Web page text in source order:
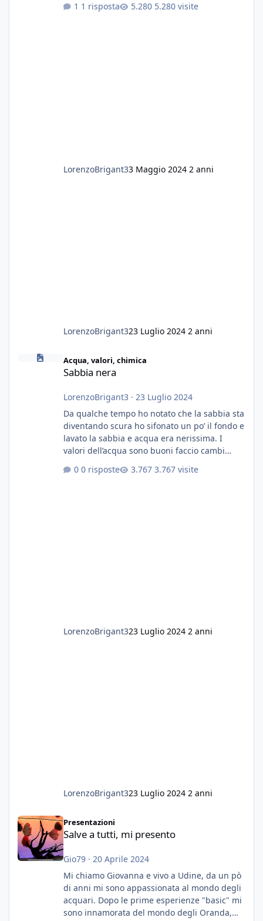
sostanza
1 risposta 5.280 visite
LorenzoBrigant33 Maggio 2024 2 anni
LorenzoBrigant323 Luglio 2024 2 anni
Sabbia nera
Acqua, valori, chimica
Sabbia nera
LorenzoBrigant3 · 23 Luglio 2024
Da qualche tempo ho notato che la sabbia sta
diventando scura ho sifonato un po’ il fondo e
lavato la sabbia e acqua era nerissima. I
valori dell’acqua sono buoni faccio cambi
fertilizzato.le foglie delle piante sono
0 risposte 3.767 visite
LorenzoBrigant323 Luglio 2024 2 anni
LorenzoBrigant323 Luglio 2024 2 anni
Presentazioni
Salve a tutti, mi presento
Gio79· 20 Aprile 2024
Mi chiamo Giovanna e vivo a Udine, da un pò
di anni mi sono appassionata al mondo degli
acquari. Dopo le prime esperienze "basic" mi
sono innamorata del mondo degli Oranda,